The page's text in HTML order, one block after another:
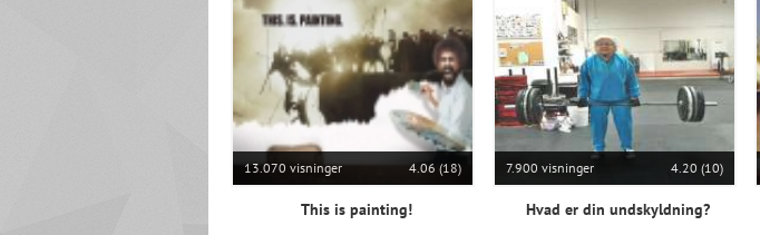
13.070 visninger 4.06 (18)
This is painting!
7.900 visninger 4.20 (10)
Hvad er din undskyldning?